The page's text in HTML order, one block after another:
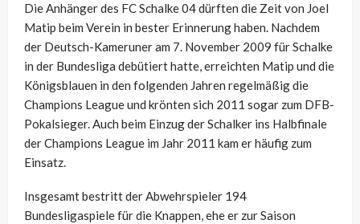
Die Anhänger des FC Schalke 04 dürften die Zeit von Joel
Matip beim Verein in bester Erinnerung haben. Nachdem
der Deutsch-Kameruner am 7. November 2009 für Schalke
in der Bundesliga debütiert hatte, erreichten Matip und die
Königsblauen in den folgenden Jahren regelmäßig die
Champions League und krönten sich 2011 sogar zum DFB-
Pokalsieger. Auch beim Einzug der Schalker ins Halbfinale
der Champions League im Jahr 2011 kam er häufig zum
Einsatz.
Insgesamt bestritt der Abwehrspieler 194
Bundesligaspiele für die Knappen, ehe er zur Saison